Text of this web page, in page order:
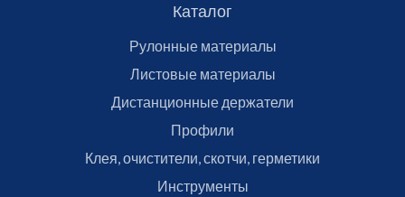
Каталог
Рулонные материалы
Листовые материалы
Дистанционные держатели
Профили
Клея, очистители, скотчи, герметики
Инструменты